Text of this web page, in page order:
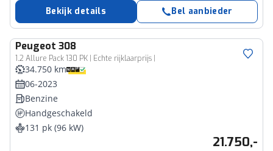
Bekijk details Bel aanbieder
Peugeot 308
1.2 Allure Pack 130 PK | Echte rijklaarprijs |
34.750 km
06-2023
Benzine
Handgeschakeld
131 pk (96 kW)
21.750,-